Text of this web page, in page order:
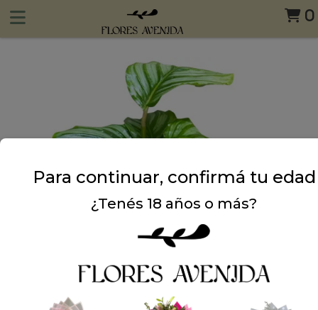
0
Para continuar, confirmá tu edad
¿Tenés 18 años o más?